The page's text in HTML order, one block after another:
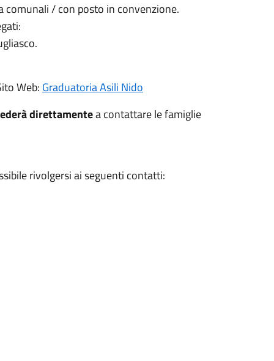
comunali / con posto in convenzione.
Web: Graduatoria Asili Nido
direttamentea contattare le famiglie
rivolgersi ai seguenti contatti: